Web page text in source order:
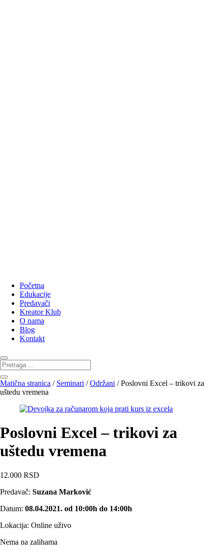
Početna
Edukacije
Predavači
Kreator Klub
O nama
Blog
Kontakt
Matična stranica / Seminari /Održani / Poslovni Excel – trikovi za
uštedu vremena
Poslovni Excel – trikovi za
uštedu vremena
12.000 RSD
Predavač: Suzana Marković
Datum: 08.04.2021. od 10:00h do 14:00h
Lokacija: Online uživo
Nema na zalihama